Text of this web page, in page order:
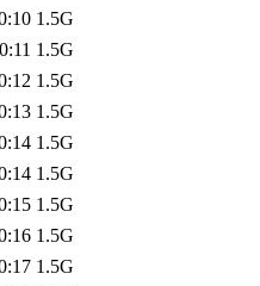
1.5G
1.5G
1.5G
1.5G
1.5G
1.5G
1.5G
1.5G
1.5G